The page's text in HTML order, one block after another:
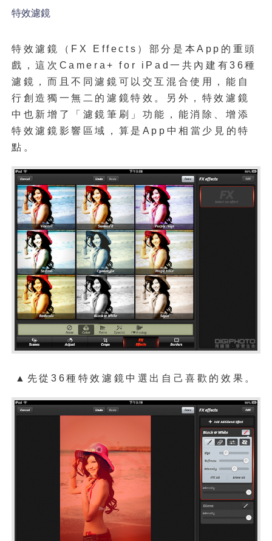
特效濾鏡
特效濾鏡（FX Effects）部分是本App的重頭
戲，這次Camera+ for iPad一共內建有36種
濾鏡，而且不同濾鏡可以交互混合使用，能自
行創造獨一無二的濾鏡特效。另外，特效濾鏡
中也新增了「濾鏡筆刷」功能，能消除、增添
特效濾鏡影響區域，算是App中相當少見的特
點。
▲先從36種 特效濾鏡 中選出自己喜歡的效果。